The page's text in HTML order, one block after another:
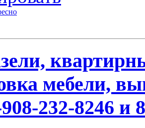
мебели,
232-8246 и